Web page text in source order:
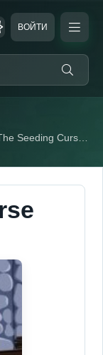
ВОЙТИ
Seeding Curse (18+)